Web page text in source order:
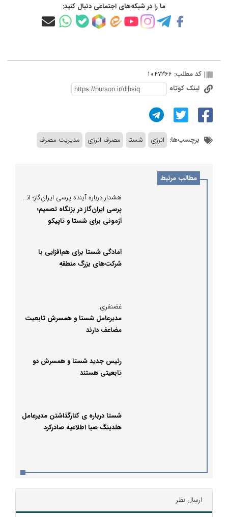
ما را در شبکه‌های اجتماعی دنبال کنید:
کد مطلب: 1047366
لینک کوتاه
برچسب‌ها: انرژی شستا مصرف انرژی مدیریت مصرف
مطالب مرتبط
هشدار درباره آینده پرسی ایران‌گاز؛ انتصاب یا انحراف؟
پرسی ایران‌گاز در بزنگاه تصمیم؛
آزمونی برای شستا و تاپیکو
آمادگی شستا برای هم‌افزایی با
شرکت‌های بزرگ منطقه
غضنفری:
مدیرعامل شستا و همسرش تابعیت
مضاعف دارند
رئیس جدید شستا و همسرش دو
تابعیتی هستند
شستا درباره‌ ی کنارگذاشتن مدیرعامل
هلدینگ صبا اطلاعیه صادرکرد
ارسال نظر